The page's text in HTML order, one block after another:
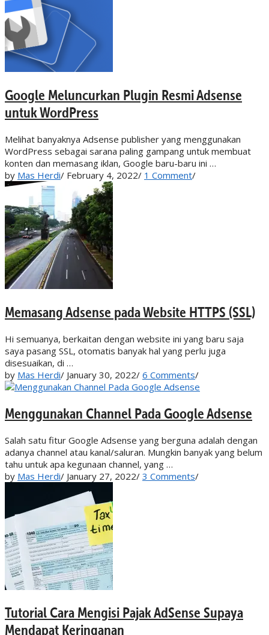
Google Meluncurkan Plugin Resmi Adsense
untuk WordPress
Melihat banyaknya Adsense publisher yang menggunakan
WordPress sebagai sarana paling gampang untuk membuat
konten dan memasang iklan, Google baru-baru ini …
by Mas Herdi/ February 4, 2022/ 1 Comment/
Memasang Adsense pada Website HTTPS (SSL)
Hi semuanya, berkaitan dengan website ini yang baru saja
saya pasang SSL, otomatis banyak hal yang perlu juga
disesuaikan, di …
by Mas Herdi/ January 30, 2022/ 6 Comments/
Menggunakan Channel Pada Google Adsense
Salah satu fitur Google Adsense yang berguna adalah dengan
adanya channel atau kanal/saluran. Mungkin banyak yang belum
tahu untuk apa kegunaan channel, yang …
by Mas Herdi/ January 27, 2022/ 3 Comments/
Tutorial Cara Mengisi Pajak AdSense Supaya
Mendapat Keringanan